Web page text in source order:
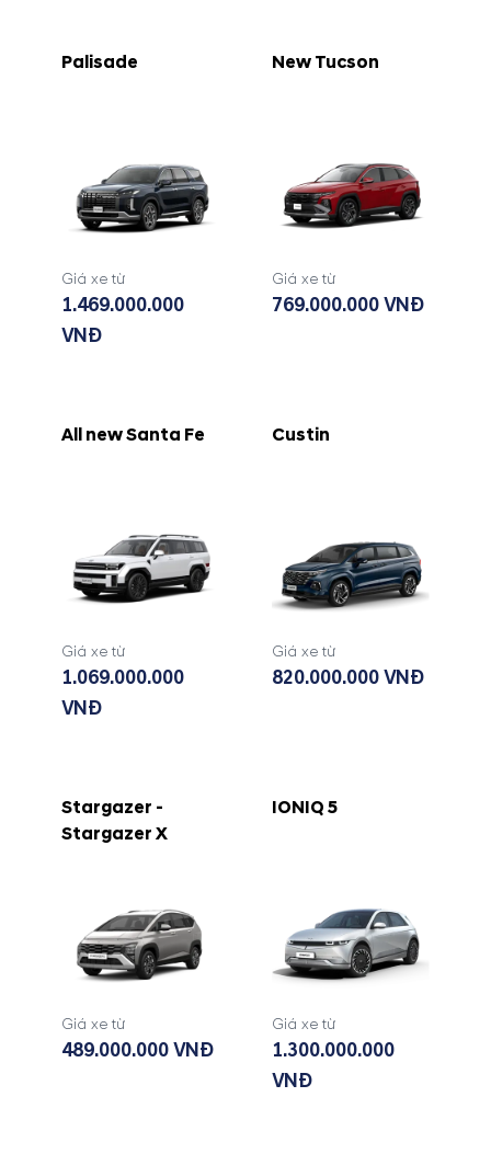
Palisade
Giá xe từ
1.469.000.000
VNĐ
New Tucson
Giá xe từ
769.000.000 VNĐ
All new Santa Fe
Giá xe từ
1.069.000.000
VNĐ
Custin
Giá xe từ
820.000.000 VNĐ
Stargazer -
Stargazer X
Giá xe từ
489.000.000 VNĐ
IONIQ 5
Giá xe từ
1.300.000.000
VNĐ